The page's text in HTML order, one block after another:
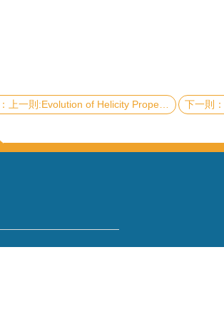
上一則:Evolution of Helicity Property of Relic Neutrinos and Implications on Their Detection